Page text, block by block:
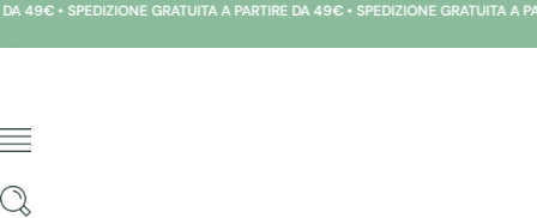
Vai
al
A PARTIRE DA 49€ • SPEDIZIONE GRATUITA A PARTIRE DA 49€ •